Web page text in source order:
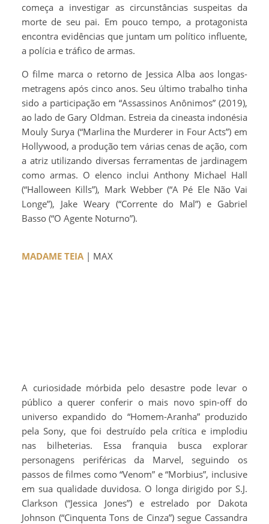
começa a investigar as circunstâncias suspeitas da
morte de seu pai. Em pouco tempo, a protagonista
encontra evidências que juntam um político influente,
a polícia e tráfico de armas.
O filme marca o retorno de Jessica Alba aos longas-
metragens após cinco anos. Seu último trabalho tinha
sido a participação em “Assassinos Anônimos” (2019),
ao lado de Gary Oldman. Estreia da cineasta indonésia
Mouly Surya (“Marlina the Murderer in Four Acts”) em
Hollywood, a produção tem várias cenas de ação, com
a atriz utilizando diversas ferramentas de jardinagem
como armas. O elenco inclui Anthony Michael Hall
(“Halloween Kills”), Mark Webber (“A Pé Ele Não Vai
Longe”), Jake Weary (“Corrente do Mal”) e Gabriel
Basso (“O Agente Noturno”).
MADAME TEIA | MAX
A curiosidade mórbida pelo desastre pode levar o
público a querer conferir o mais novo spin-off do
universo expandido do “Homem-Aranha” produzido
pela Sony, que foi destruído pela crítica e implodiu
nas bilheterias. Essa franquia busca explorar
personagens periféricas da Marvel, seguindo os
passos de filmes como “Venom” e “Morbius”, inclusive
em sua qualidade duvidosa. O longa dirigido por S.J.
Clarkson (“Jessica Jones”) e estrelado por Dakota
Johnson (“Cinquenta Tons de Cinza”) segue Cassandra